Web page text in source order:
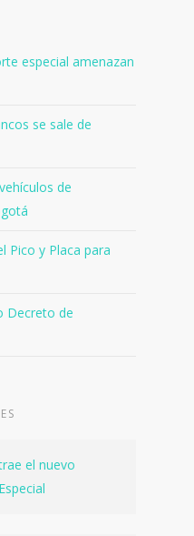
especial amenazan
se sale de
de
Pico y Placa para
Decreto de
el nuevo